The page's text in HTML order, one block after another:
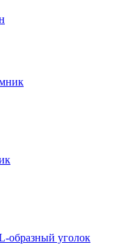
образный уголок